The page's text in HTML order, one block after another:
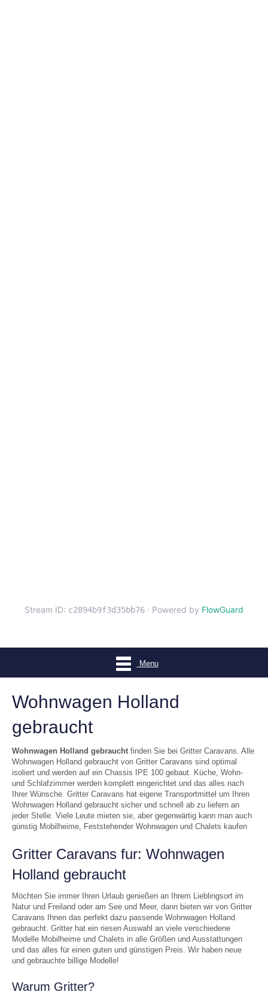
Menu
Wohnwagen Holland
gebraucht
Wohnwagen Holland gebraucht finden Sie bei Gritter Caravans. Alle
Wohnwagen Holland gebraucht von Gritter Caravans sind optimal
isoliert und werden auf ein Chassis IPE 100 gebaut. Küche, Wohn-
und Schlafzimmer werden komplett eingerichtet und das alles nach
Ihrer Wünsche. Gritter Caravans hat eigene Transportmittel um Ihren
Wohnwagen Holland gebraucht sicher und schnell ab zu liefern an
jeder Stelle. Viele Leute mieten sie, aber gegenwärtig kann man auch
günstig Mobilheime, Feststehender Wohnwagen und Chalets kaufen
Gritter Caravans fur: Wohnwagen
Holland gebraucht
Möchten Sie immer Ihren Urlaub genießen an Ihrem Lieblingsort im
Natur und Freiland oder am See und Meer, dann bieten wir von Gritter
Caravans Ihnen das perfekt dazu passende Wohnwagen Holland
gebraucht. Gritter hat ein riesen Auswahl an viele verschiedene
Modelle Mobilheime und Chalets in alle Größen und Ausstattungen
und das alles für einen guten und günstigen Preis. Wir haben neue
und gebrauchte billige Modelle!
Warum Gritter?